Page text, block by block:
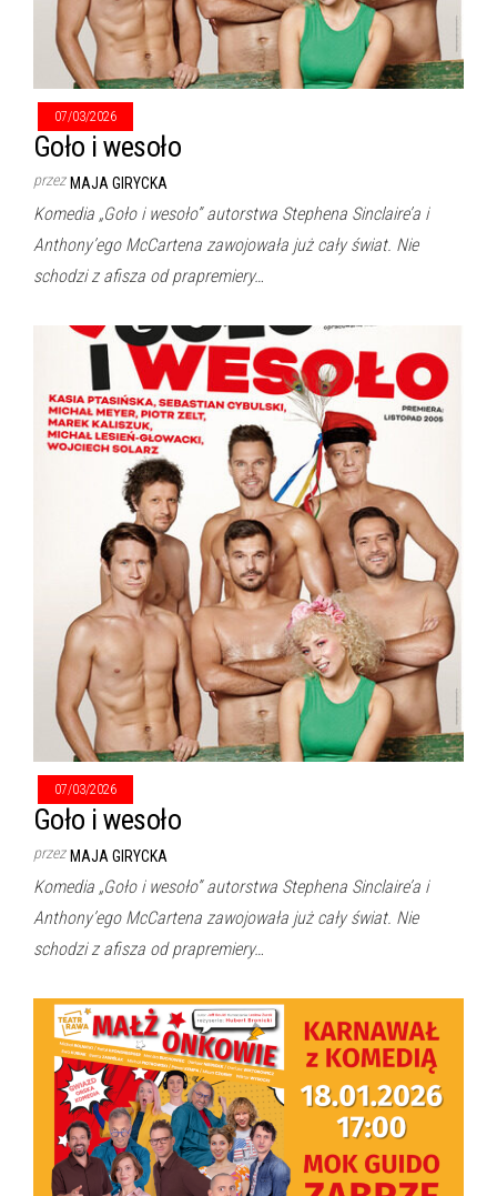
07/03/2026
Goło i wesoło
przez MAJA GIRYCKA
Komedia „Goło i wesoło” autorstwa Stephena Sinclaire’a i
Anthony’ego McCartena zawojowała już cały świat. Nie
schodzi z afisza od prapremiery…
07/03/2026
Goło i wesoło
przez MAJA GIRYCKA
Komedia „Goło i wesoło” autorstwa Stephena Sinclaire’a i
Anthony’ego McCartena zawojowała już cały świat. Nie
schodzi z afisza od prapremiery…